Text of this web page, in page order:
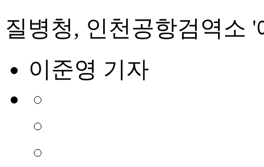
질병청, 인천공항검역소
이준영 기자